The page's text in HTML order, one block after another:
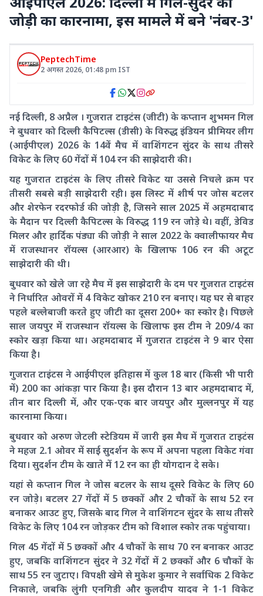
जोड़ी का कारनामा, इस मामले में बने 'नंबर-3'
PeptechTime
2 अगस्त 2026, 01:48 pm IST
नई दिल्ली, 8 अप्रैल । गुजरात टाइटंस (जीटी) के कप्तान शुभमन गिल
ने बुधवार को दिल्ली कैपिटल्स (डीसी) के विरुद्ध इंडियन प्रीमियर लीग
(आईपीएल) 2026 के 14वें मैच में वाशिंगटन सुंदर के साथ तीसरे
विकेट के लिए 60 गेंदों में 104 रन की साझेदारी की।
यह गुजरात टाइटंस के लिए तीसरे विकेट या उससे निचले क्रम पर
तीसरी सबसे बड़ी साझेदारी रही। इस लिस्ट में शीर्ष पर जोस बटलर
और शेरफेन रदरफोर्ड की जोड़ी है, जिसने साल 2025 में अहमदाबाद
के मैदान पर दिल्ली कैपिटल्स के विरुद्ध 119 रन जोड़े थे। वहीं, डेविड
मिलर और हार्दिक पंड्या की जोड़ी ने साल 2022 के क्वालीफायर मैच
में राजस्थानर रॉयल्स (आरआर) के खिलाफ 106 रन की अटूट
साझेदारी की थी।
बुधवार को खेले जा रहे मैच में इस साझेदारी के दम पर गुजरात टाइटंस
ने निर्धारित ओवरों में 4 विकेट खोकर 210 रन बनाए। यह घर से बाहर
पहले बल्लेबाजी करते हुए जीटी का दूसरा 200+ का स्कोर है। पिछले
साल जयपुर में राजस्थान रॉयल्स के खिलाफ इस टीम ने 209/4 का
स्कोर खड़ा किया था। अहमदाबाद में गुजरात टाइटंस ने 9 बार ऐसा
किया है।
गुजरात टाइंटस ने आईपीएल इतिहास में कुल 18 बार (किसी भी पारी
में) 200 का आंकड़ा पार किया है। इस दौरान 13 बार अहमदाबाद में,
तीन बार दिल्ली में, और एक-एक बार जयपुर और मुल्लनपुर में यह
कारनामा किया।
बुधवार को अरुण जेटली स्टेडियम में जारी इस मैच में गुजरात टाइटंस
ने महज 2.1 ओवर में साई सुदर्शन के रूप में अपना पहला विकेट गंवा
दिया। सुदर्शन टीम के खाते में 12 रन का ही योगदान दे सके।
यहां से कप्तान गिल ने जोस बटलर के साथ दूसरे विकेट के लिए 60
रन जोड़े। बटलर 27 गेंदों में 5 छक्कों और 2 चौकों के साथ 52 रन
बनाकर आउट हुए, जिसके बाद गिल ने वाशिंगटन सुंदर के साथ तीसरे
विकेट के लिए 104 रन जोड़कर टीम को विशाल स्कोर तक पहुंचाया।
गिल 45 गेंदों में 5 छक्कों और 4 चौकों के साथ 70 रन बनाकर आउट
हुए, जबकि वाशिंगटन सुंदर ने 32 गेंदों में 2 छक्कों और 6 चौकों के
साथ 55 रन जुटाए। विपक्षी खेमे से मुकेश कुमार ने सर्वाधिक 2 विकेट
निकाले, जबकि लुंगी एनगिडी और कुलदीप यादव ने 1-1 विकेट